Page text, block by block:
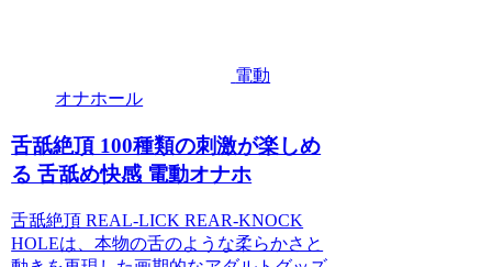
電動
オナホール
舌舐絶頂 100種類の刺激が楽しめ
る 舌舐め快感 電動オナホ
舌舐絶頂 REAL-LICK REAR-KNOCK
HOLEは、本物の舌のような柔らかさと